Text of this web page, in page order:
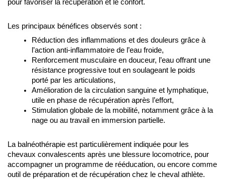
pour favoriser la récupération et le confort.
Les principaux bénéfices observés sont :
Réduction des inflammations et des douleurs grâce à
l’action anti-inflammatoire de l’eau froide,
Renforcement musculaire en douceur, l’eau offrant une
résistance progressive tout en soulageant le poids
porté par les articulations,
Amélioration de la circulation sanguine et lymphatique,
utile en phase de récupération après l’effort,
Stimulation globale de la mobilité, notamment grâce à la
nage ou au travail en immersion partielle.
La balnéothérapie est particulièrement indiquée pour les
chevaux convalescents après une blessure locomotrice, pour
accompagner un programme de rééducation, ou encore comme
outil de préparation et de récupération chez le cheval athlète.